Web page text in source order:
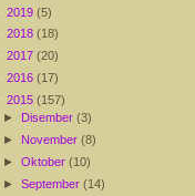
2019 (5)
2018 (18)
2017 (20)
2016 (17)
2015 (157)
►
Disember(3)
► November(8)
►Oktober(10)
►September(14)